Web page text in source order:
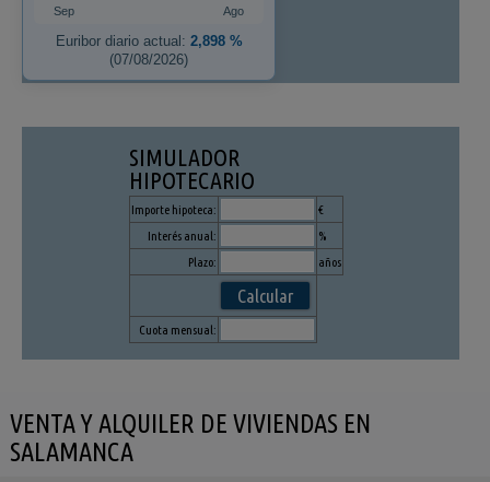
Sep Ago
Euribor diario actual: 2,898 %
(07/08/2026)
SIMULADOR
HIPOTECARIO
Importe hipoteca:
€
Interés anual:
%
Plazo:
años
Cuota mensual:
VENTA Y ALQUILER DE VIVIENDAS EN
SALAMANCA